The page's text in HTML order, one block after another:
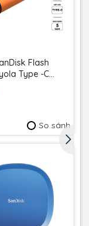
Flash
Type -C
G46O màu
So sánh